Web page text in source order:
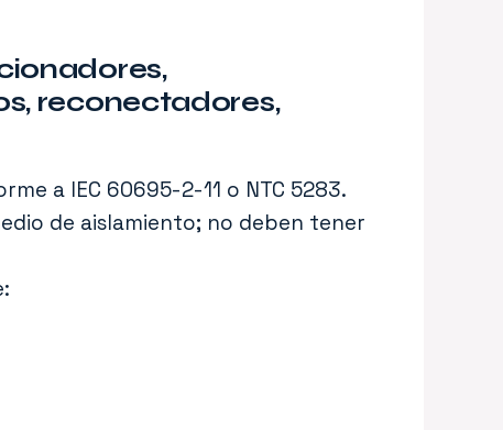
reconectadores,
a IEC 60695-2-11 o NTC 5283.
de aislamiento; no deben tener